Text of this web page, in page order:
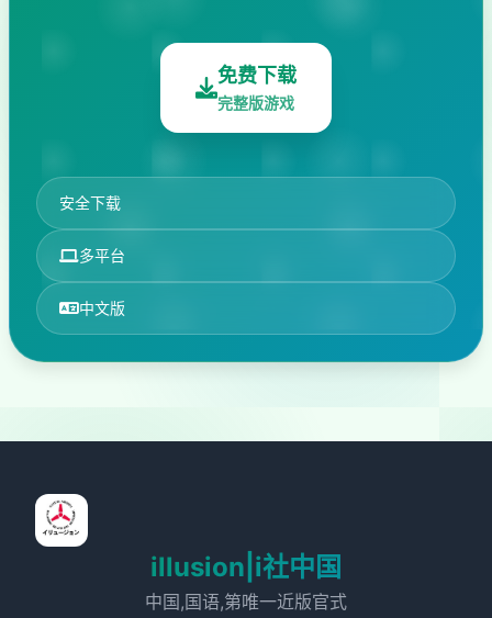
免费下载
完整版游戏
安全下载
多平台
中文版
illusion|i社中国
中国,国语,第唯一近版官式